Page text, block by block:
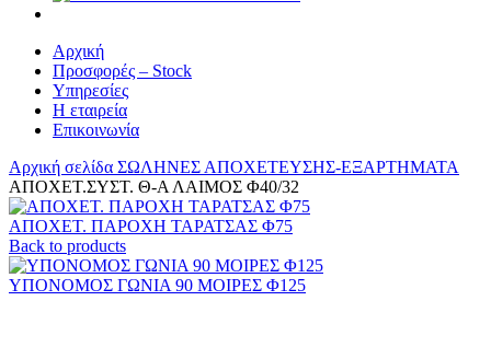
Αρχική
Προσφορές – Stock
Υπηρεσίες
Η εταιρεία
Επικοινωνία
Αρχική σελίδα ΣΩΛΗΝΕΣ ΑΠΟΧΕΤΕΥΣΗΣ-ΕΞΑΡΤΗΜΑΤΑ
ΑΠΟΧΕΤ.ΣΥΣΤ. Θ-Α ΛΑΙΜΟΣ Φ40/32
ΑΠΟΧΕΤ. ΠΑΡΟΧΗ ΤΑΡΑΤΣΑΣ Φ75
Back to products
ΥΠΟΝΟΜΟΣ ΓΩΝΙΑ 90 ΜΟΙΡΕΣ Φ125